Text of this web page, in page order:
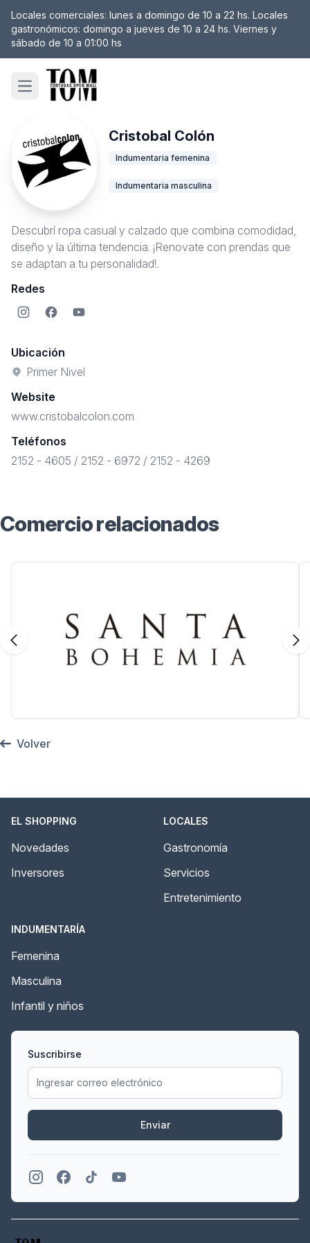
Locales comerciales: lunes a domingo de 10 a 22 hs. Locales
gastronómicos: domingo a jueves de 10 a 24 hs. Viernes y
sábado de 10 a 01:00 hs
Open main menu
Cristobal Colón
Indumentaria femenina
Indumentaria masculina
Descubrí ropa casual y calzado que combina comodidad,
diseño y la última tendencia. ¡Renovate con prendas que
se adaptan a tu personalidad!.
Redes
Ubicación
Primer Nivel
Website
www.cristobalcolon.com
Teléfonos
2152 - 4605 / 2152 - 6972 / 2152 - 4269
Comercio relacionados
Volver
EL SHOPPING
Novedades
Inversores
LOCALES
Gastronomía
Servicios
Entretenimiento
INDUMENTARÍA
Femenina
Masculina
Infantil y niños
Suscribirse
Enviar